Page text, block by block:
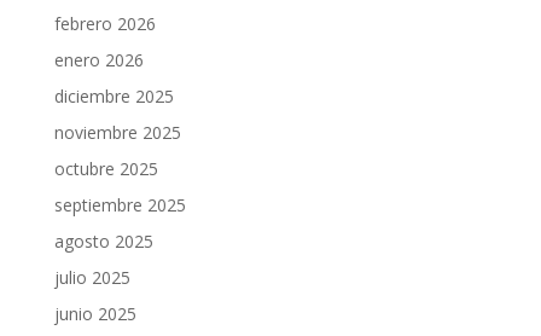
febrero 2026
enero 2026
diciembre 2025
noviembre 2025
octubre 2025
septiembre 2025
agosto 2025
julio 2025
junio 2025